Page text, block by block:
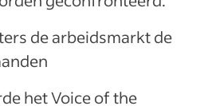
de arbeidsmarkt de
het Voice of the